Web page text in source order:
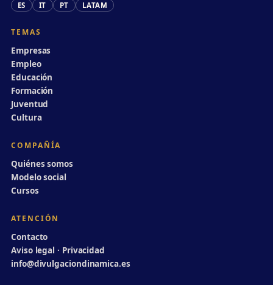
ES IT PT LATAM
TEMAS
Empresas
Empleo
Educación
Formación
Juventud
Cultura
COMPAÑÍA
Quiénes somos
Modelo social
Cursos
ATENCIÓN
Contacto
Aviso legal · Privacidad
info@divulgaciondinamica.es